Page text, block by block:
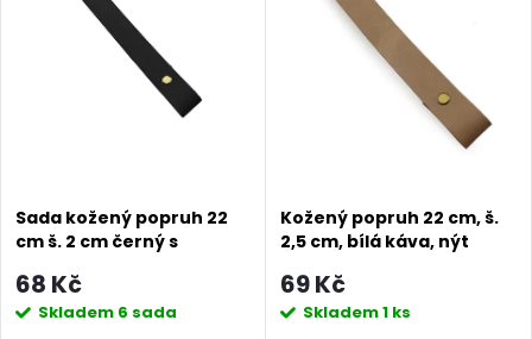
Sada kožený popruh 22
cm š. 2 cm černý s
68 Kč
Skladem 6 sada
Kožený popruh 22 cm, š.
2,5 cm, bílá káva, nýt
69 Kč
Skladem1 ks